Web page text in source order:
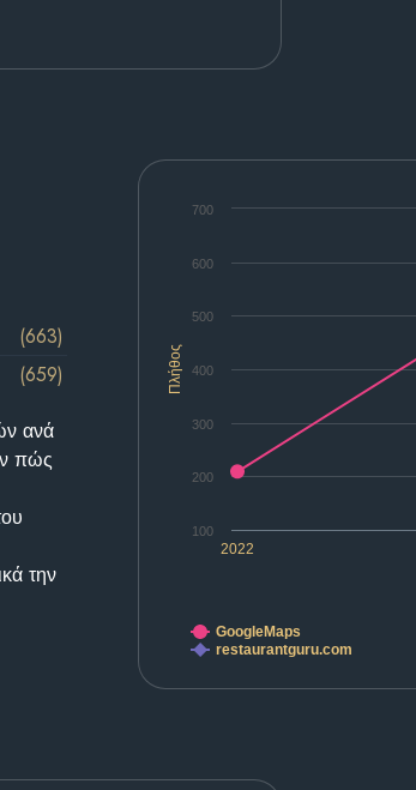
Πλήθος
2022
100
200
300
400
500
600
700
GoogleMaps
restaurantguru.com
(663)
(659)
ανά
πώς
την